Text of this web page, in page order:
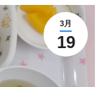
3月
19